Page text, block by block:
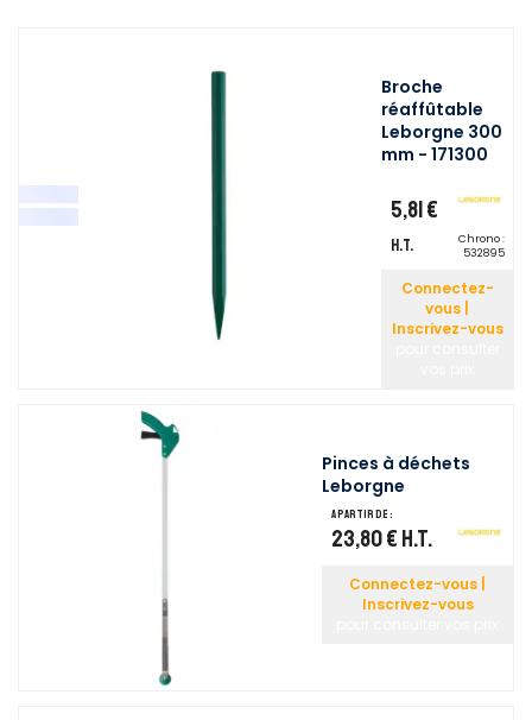
Broche
réaffûtable
Leborgne 300
mm - 171300
5,81 €
H.T.
Chrono :
532895
Connectez-
vous |
Inscrivez-vous
Pinces à déchets
Leborgne
A partir de :
23,80 € H.T.
Connectez-vous |
Inscrivez-vous